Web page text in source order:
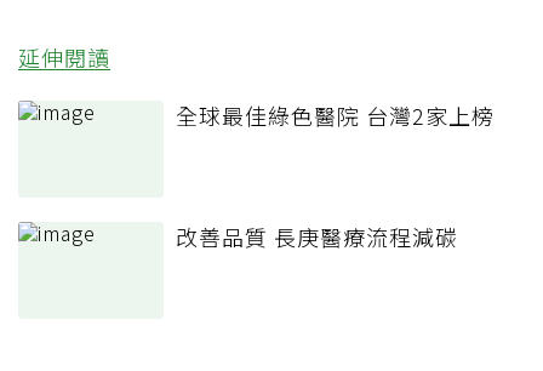
延伸閱讀
全球最佳綠色醫院 台灣2家上榜
改善品質 長庚醫療流程減碳